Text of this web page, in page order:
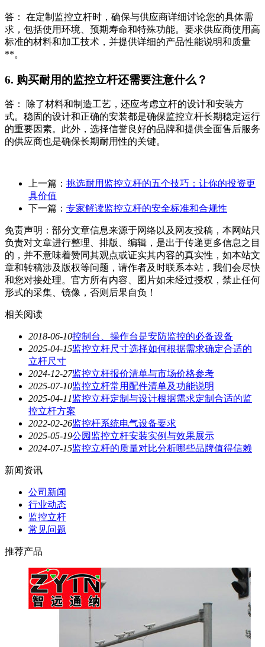
答： 在定制监控立杆时，确保与供应商详细讨论您的具体需
求，包括使用环境、预期寿命和特殊功能。要求供应商使用高
标准的材料和加工技术，并提供详细的产品性能说明和质量
**。
6. 购买耐用的监控立杆还需要注意什么？
答： 除了材料和制造工艺，还应考虑立杆的设计和安装方
式。稳固的设计和正确的安装都是确保监控立杆长期稳定运行
的重要因素。此外，选择信誉良好的品牌和提供全面售后服务
的供应商也是确保长期耐用性的关键。
上一篇： 挑选耐用监控立杆的五个技巧：让你的投资更
具价值
下一篇： 专家解读监控立杆的安全标准和合规性
免责声明：部分文章信息来源于网络以及网友投稿，本网站只
负责对文章进行整理、排版、编辑，是出于传递更多信息之目
的，并不意味着赞同其观点或证实其内容的真实性，如本站文
章和转稿涉及版权等问题，请作者及时联系本站，我们会尽快
和您对接处理。官方所有内容、图片如未经过授权，禁止任何
形式的采集、镜像，否则后果自负！
相关阅读
2018-06-10控制台、操作台是安防监控的必备设备
2025-04-15监控立杆尺寸选择如何根据需求确定合适的
立杆尺寸
2024-12-27监控立杆报价清单与市场价格参考
2025-07-10监控立杆常用配件清单及功能说明
2025-04-11监控立杆定制与设计根据需求定制合适的监
控立杆方案
2022-02-26监控杆系统电气设备要求
2025-05-19公园监控立杆安装实例与效果展示
2024-07-15监控立杆的质量对比分析哪些品牌值得信赖
新闻资讯
公司新闻
行业动态
监控立杆
常见问题
推荐产品